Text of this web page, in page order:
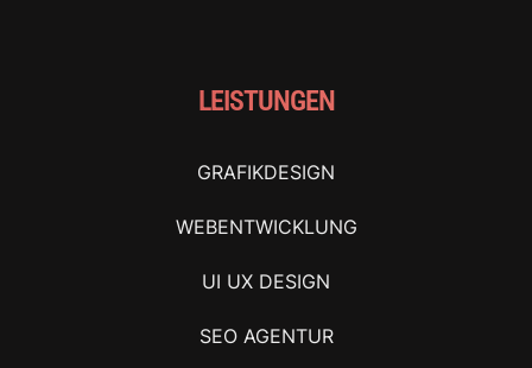
LEISTUNGEN
GRAFIKDESIGN
WEBENTWICKLUNG
UI UX DESIGN
SEO AGENTUR